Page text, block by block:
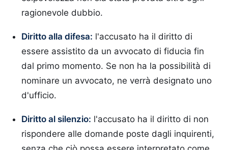
ragionevole dubbio.
Diritto alla difesa: l'accusato ha il diritto di
essere assistito da un avvocato di fiducia fin
dal primo momento. Se non ha la possibilità di
nominare un avvocato, ne verrà designato uno
d'ufficio.
Diritto al silenzio: l'accusato ha il diritto di non
rispondere alle domande poste dagli inquirenti,